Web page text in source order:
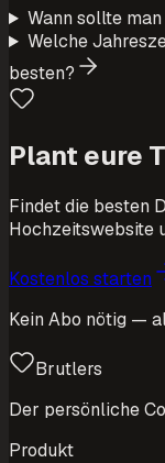
Wann sollte
Welche
besten?
Plant eure
Findet die besten
Hochzeitswebsite
Kostenlos starten
Kein Abo nötig —
Brutlers
Der persönliche
Produkt